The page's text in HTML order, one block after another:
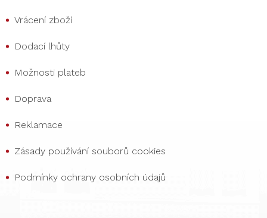
Vrácení zboží
Dodací lhůty
Možnosti plateb
Doprava
Reklamace
Zásady používání souborů cookies
Podmínky ochrany osobních údajů